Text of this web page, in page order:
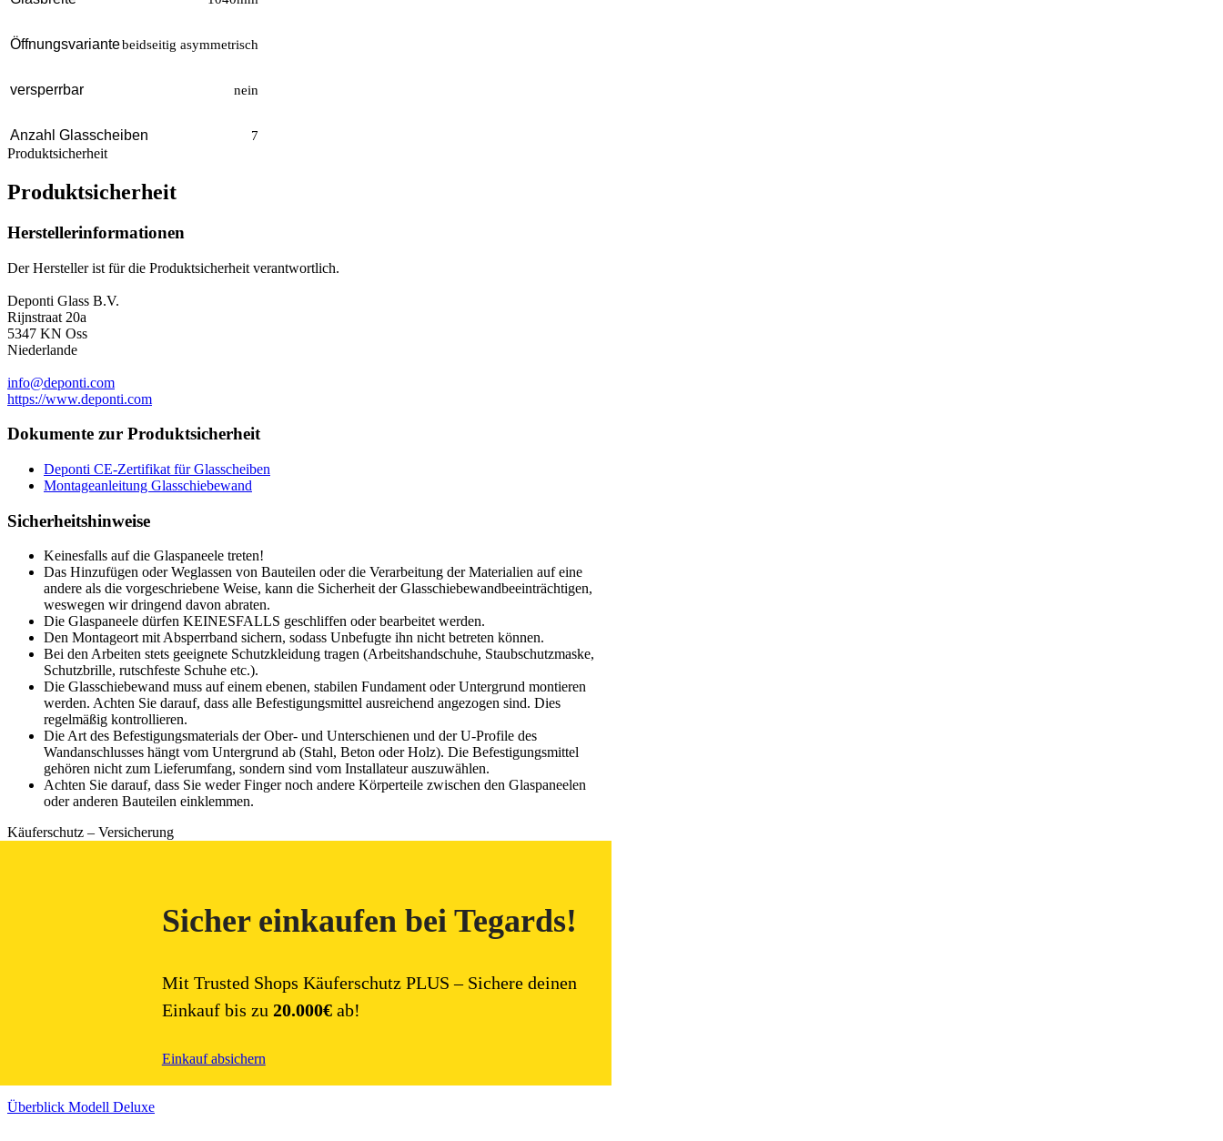
Öffnungsvariantebeidseitig asymmetrisch
versperrbar nein
Anzahl Glasscheiben 7
Produktsicherheit
Produktsicherheit
Herstellerinformationen
Der Hersteller ist für die Produktsicherheit verantwortlich.
Deponti Glass B.V.
Rijnstraat 20a
5347 KN Oss
Niederlande
info@deponti.com
https://www.deponti.com
Dokumente zur Produktsicherheit
Deponti CE-Zertifikat für Glasscheiben
Montageanleitung Glasschiebewand
Sicherheitshinweise
Keinesfalls auf die Glaspaneele treten!
Das Hinzufügen oder Weglassen von Bauteilen oder die Verarbeitung der Materialien auf eine
andere als die vorgeschriebene Weise, kann die Sicherheit der Glasschiebewandbeeinträchtigen,
weswegen wir dringend davon abraten.
Die Glaspaneele dürfen KEINESFALLS geschliffen oder bearbeitet werden.
Den Montageort mit Absperrband sichern, sodass Unbefugte ihn nicht betreten können.
Bei den Arbeiten stets geeignete Schutzkleidung tragen (Arbeitshandschuhe, Staubschutzmaske,
Schutzbrille, rutschfeste Schuhe etc.).
Die Glasschiebewand muss auf einem ebenen, stabilen Fundament oder Untergrund montieren
werden. Achten Sie darauf, dass alle Befestigungsmittel ausreichend angezogen sind. Dies
regelmäßig kontrollieren.
Die Art des Befestigungsmaterials der Ober- und Unterschienen und der U-Profile des
Wandanschlusses hängt vom Untergrund ab (Stahl, Beton oder Holz). Die Befestigungsmittel
gehören nicht zum Lieferumfang, sondern sind vom Installateur auszuwählen.
Achten Sie darauf, dass Sie weder Finger noch andere Körperteile zwischen den Glaspaneelen
oder anderen Bauteilen einklemmen.
Käuferschutz – Versicherung
Sicher einkaufen bei Tegards!
Mit Trusted Shops Käuferschutz PLUS – Sichere deinen
Einkauf bis zu 20.000€ab!
Einkauf absichern
Überblick Modell Deluxe